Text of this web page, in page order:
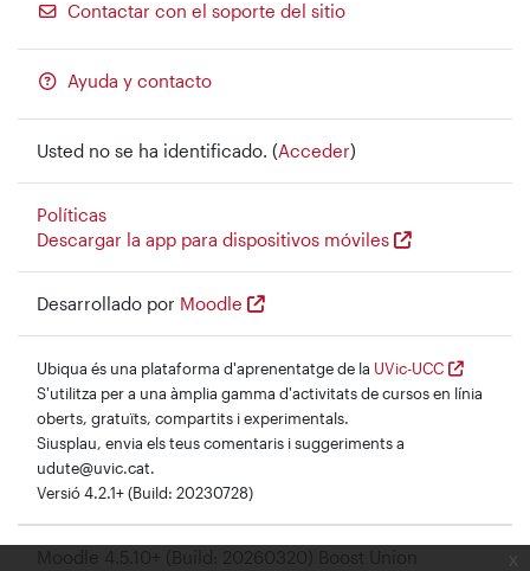
Contactar con el soporte del sitio
Ayuda y contacto
Usted no se ha identificado. (Acceder)
Políticas
Descargar la app para dispositivos móviles
Desarrollado por Moodle
Ubiqua és una plataforma d'aprenentatge de la UVic-UCC
S'utilitza per a una àmplia gamma d'activitats de cursos en línia
oberts, gratuïts, compartits i experimentals.
Siusplau, envia els teus comentaris i suggeriments a
udute@uvic.cat.
Versió 4.2.1+ (Build: 20230728)